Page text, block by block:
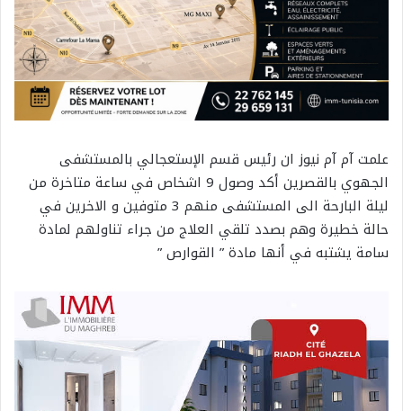
علمت آم آم نيوز ان رئيس قسم الإستعجالي بالمستشفى
الجهوي بالقصرين أكد وصول 9 اشخاص في ساعة متاخرة من
ليلة البارحة الى المستشفى منهم 3 متوفين و الاخرين في
حالة خطيرة وهم بصدد تلقي العلاج من جراء تناولهم لمادة
سامة يشتبه في أنها مادة ” القوارص ”